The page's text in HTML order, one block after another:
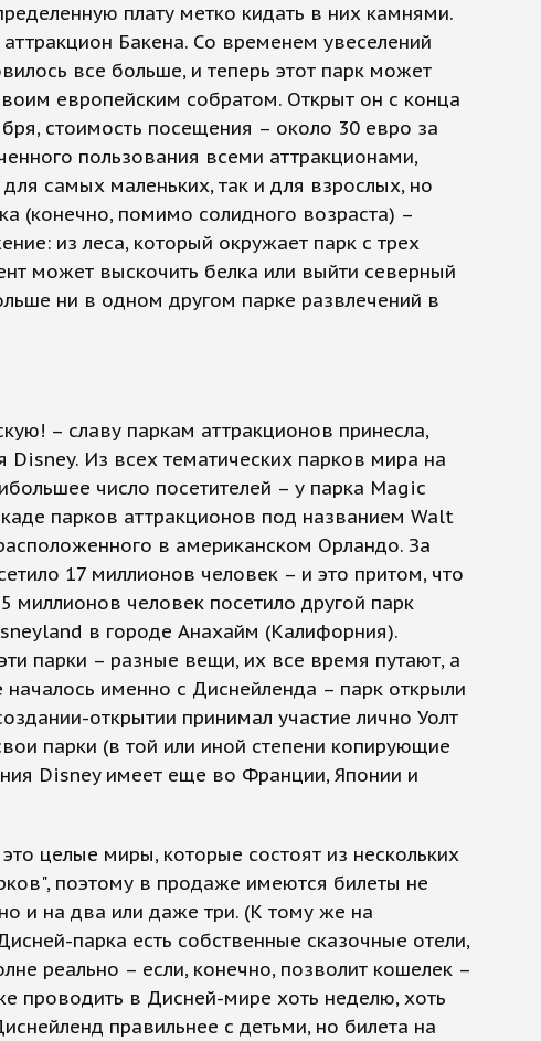
плату метко кидать в них камнями.
Бакена. Со временем увеселений
все больше, и теперь этот парк может
европейским собратом. Открыт он с конца
стоимость посещения – около 30 евро за
пользования всеми аттракционами,
для самых маленьких, так и для взрослых, но
(конечно, помимо солидного возраста) –
из леса, который окружает парк с трех
может выскочить белка или выйти северный
ни в одном другом парке развлечений в
– славу паркам аттракционов принесла,
Disney. Из всех тематических парков мира на
число посетителей – у парка Magic
парков аттракционов под названием Walt
в американском Орландо. За
17 миллионов человек – и это притом, что
миллионов человек посетило другой парк
в городе Анахайм (Калифорния).
парки – разные вещи, их все время путают, а
именно с Диснейленда – парк открыли
открытии принимал участие лично Уолт
парки (в той или иной степени копирующие
Disney имеет еще во Франции, Японии и
целые миры, которые состоят из нескольких
поэтому в продаже имеются билеты не
и на два или даже три. (К тому же на
парка есть собственные сказочные отели,
реально – если, конечно, позволит кошелек –
проводить в Дисней-мире хоть неделю, хоть
правильнее с детьми, но билета на